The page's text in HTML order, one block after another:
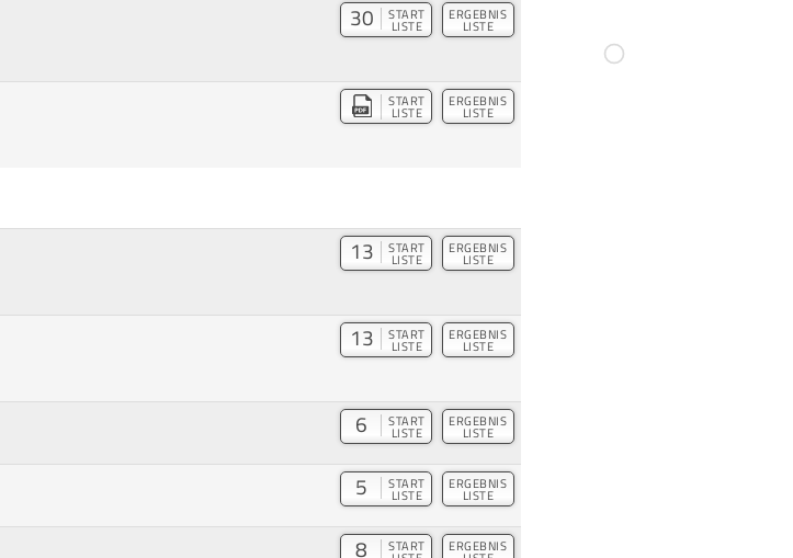
30 START
LISTE
ERGEBNIS
LISTE
START
LISTE
ERGEBNIS
LISTE
13 START
LISTE
ERGEBNIS
LISTE
13 START
LISTE
ERGEBNIS
LISTE
6 START
LISTE
ERGEBNIS
LISTE
5 START
LISTE
ERGEBNIS
LISTE
8 START ERGEBNIS